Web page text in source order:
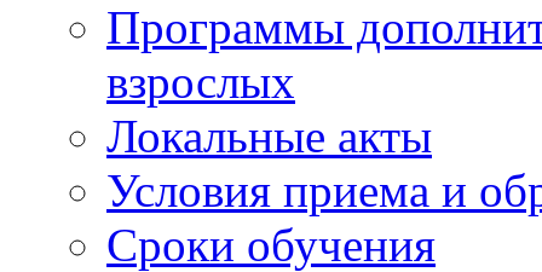
Программы
взрослых
Локальные акты
Условия приема и
Сроки обучения